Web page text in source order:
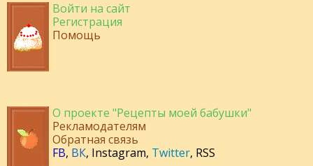
Войти на сайт
Регистрация
Помощь
О проекте "Рецепты моей бабушки"
Рекламодателям
Обратная связь
FB, ВК, Instagram, Twitter, RSS